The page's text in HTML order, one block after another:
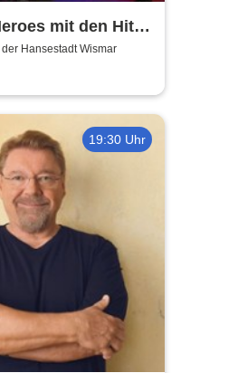
mit den Hits
u.v.a. - 2027
Hansestadt Wismar
19:30 Uhr